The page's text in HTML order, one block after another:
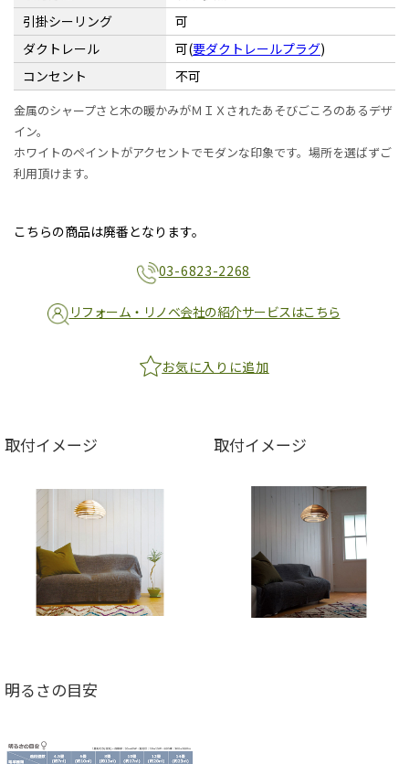
引掛シーリング
可
ダクトレール
可(要ダクトレールプラグ)
コンセント
不可
金属のシャープさと木の暖かみがＭＩＸされたあそびごころのあるデザ
イン。
ホワイトのペイントがアクセントでモダンな印象です。場所を選ばずご
利用頂けます。
こちらの商品は廃番となります。
03-6823-2268
リフォーム・リノベ会社の紹介サービスはこちら
お気に入りに追加
取付イメージ 取付イメージ
明るさの目安